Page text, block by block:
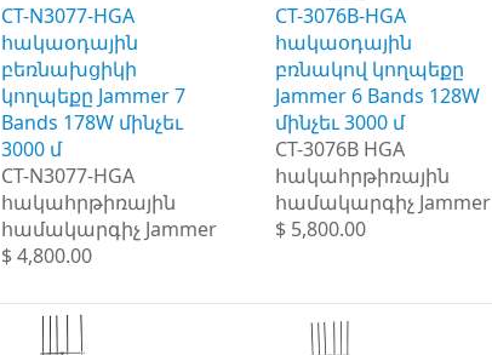
CT-N3077-HGA
հակաօդային
բեռնախցիկի
կողպեքը Jammer 7
Bands 178W մինչեւ
3000 մ
CT-N3077-HGA
հակահրթիռային
համակարգիչ Jammer
$ 4,800.00
CT-3076B-HGA
հակաօդային
բռնակով կողպեքը
Jammer 6 Bands 128W
մինչեւ 3000 մ
CT-3076B HGA
հակահրթիռային
համակարգիչ Jammer
$ 5,800.00